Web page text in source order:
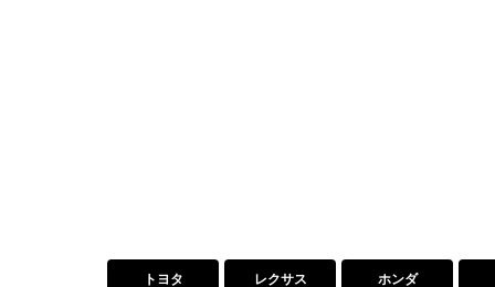
トヨタ レクサス ホンダ